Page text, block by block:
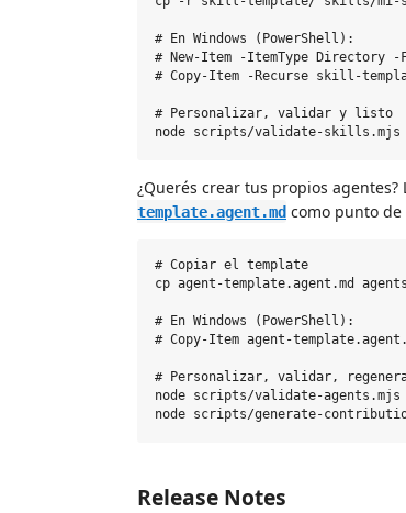
# En Windows (PowerShell):
# New-Item -ItemType Directory
# Copy-Item -Recurse skill-
# Personalizar, validar y listo
¿Querés crear tus propios agentes?
template.agent.md como punto
# Copiar el template
cp agent-template.agent.md
# En Windows (PowerShell):
# Copy-Item agent-
# Personalizar, validar,
node scripts/validate-agents.mjs
Release Notes